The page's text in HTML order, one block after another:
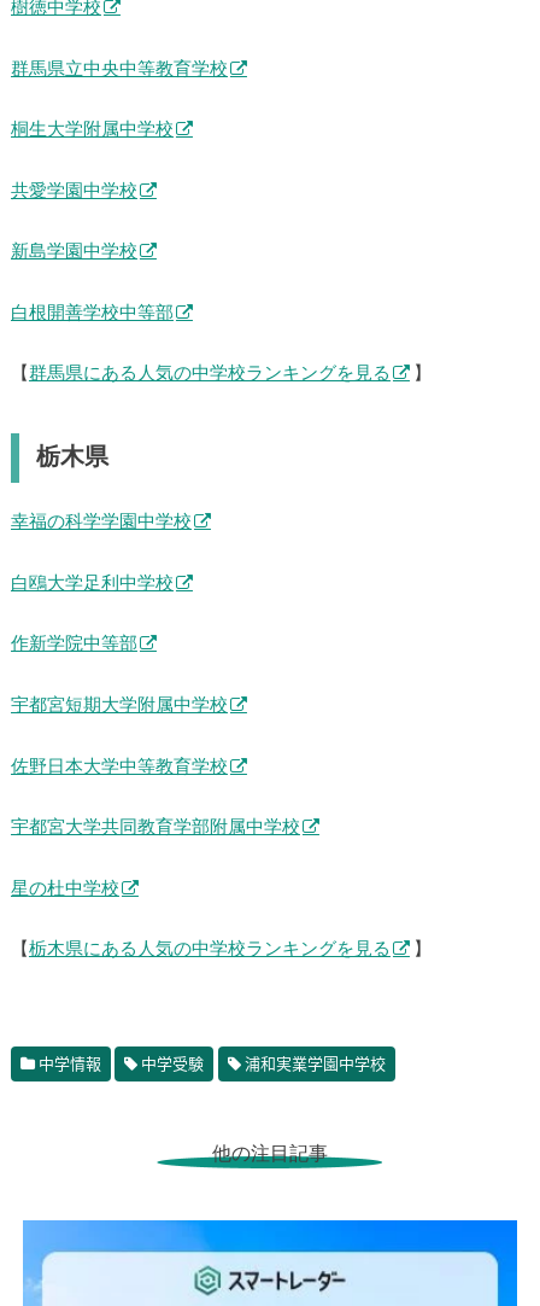
樹徳中学校
群馬県立中央中等教育学校
桐生大学附属中学校
共愛学園中学校
新島学園中学校
白根開善学校中等部
【 群馬県にある人気の中学校ランキングを見る 】
栃木県
幸福の科学学園中学校
白鴎大学足利中学校
作新学院中等部
宇都宮短期大学附属中学校
佐野日本大学中等教育学校
宇都宮大学共同教育学部附属中学校
星の杜中学校
【 栃木県にある人気の中学校ランキングを見る 】
中学情報 中学受験 浦和実業学園中学校
他の注目記事